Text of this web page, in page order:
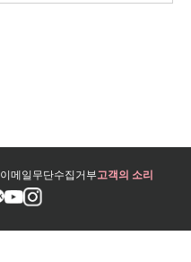
이메일무단수집거부고객의 소리